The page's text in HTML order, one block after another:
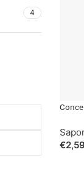
4
€2,59